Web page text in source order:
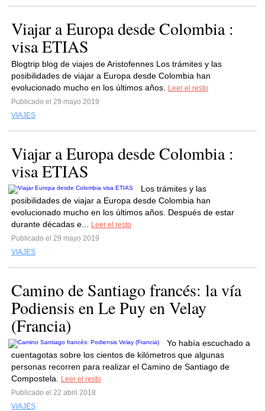
Viajar a Europa desde Colombia :
visa ETIAS
Blogtrip blog de viajes de Aristofennes Los trámites y las
posibilidades de viajar a Europa desde Colombia han
evolucionado mucho en los últimos años.
Leer el resto
Publicado el 29 mayo 2019
VIAJES
Viajar a Europa desde Colombia :
visa ETIAS
Los trámites y las
posibilidades de viajar a Europa desde Colombia han
evolucionado mucho en los últimos años. Después de estar
durante décadas e...
Leer el resto
Publicado el 29 mayo 2019
VIAJES
Camino de Santiago francés: la vía
Podiensis en Le Puy en Velay
(Francia)
Yo había escuchado a
cuentagotas sobre los cientos de kilómetros que algunas
personas recorren para realizar el Camino de Santiago de
Compostela.
Leer el resto
Publicado el 22 abril 2018
VIAJES